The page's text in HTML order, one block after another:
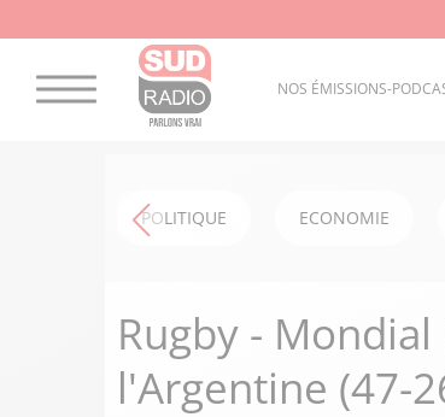
NOS ÉMISSIONS-
POLITIQUE ECONOMIE
Rugby -
l'Argentine (47-